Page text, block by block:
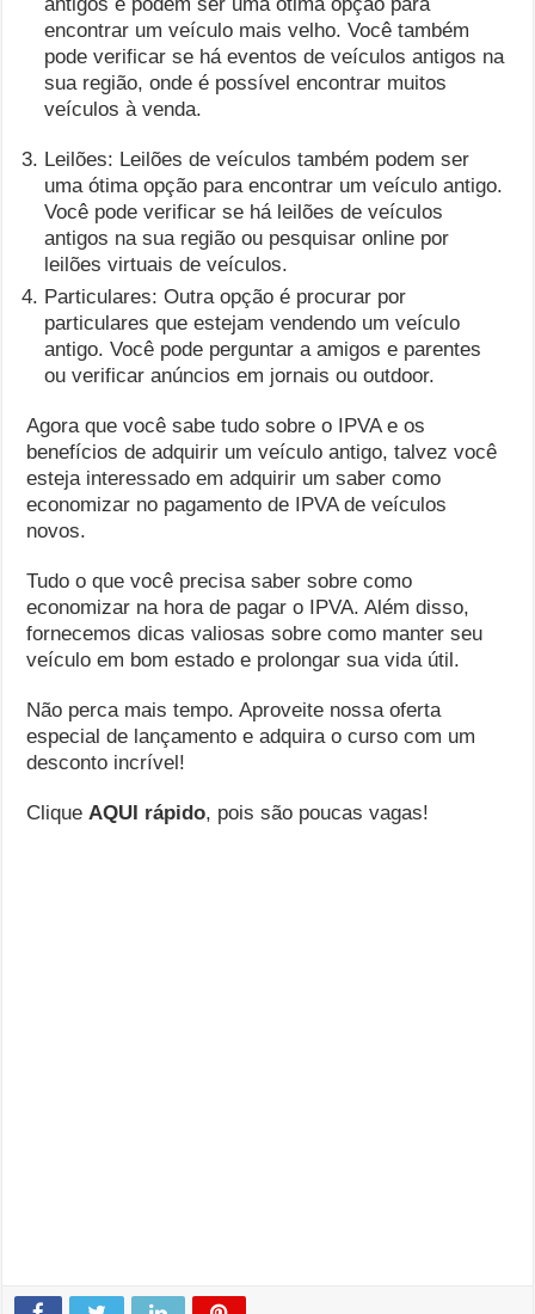
encontrar um veículo mais velho. Você também
pode verificar se há eventos de veículos antigos na
sua região, onde é possível encontrar muitos
veículos à venda.
Leilões: Leilões de veículos também podem ser
uma ótima opção para encontrar um veículo antigo.
Você pode verificar se há leilões de veículos
antigos na sua região ou pesquisar online por
leilões virtuais de veículos.
Particulares: Outra opção é procurar por
particulares que estejam vendendo um veículo
antigo. Você pode perguntar a amigos e parentes
ou verificar anúncios em jornais ou outdoor.
Agora que você sabe tudo sobre o IPVA e os
benefícios de adquirir um veículo antigo, talvez você
esteja interessado em adquirir um saber como
economizar no pagamento de IPVA de veículos
novos.
Tudo o que você precisa saber sobre como
economizar na hora de pagar o IPVA. Além disso,
fornecemos dicas valiosas sobre como manter seu
veículo em bom estado e prolongar sua vida útil.
Não perca mais tempo. Aproveite nossa oferta
especial de lançamento e adquira o curso com um
desconto incrível!
Clique AQUI rápido, pois são poucas vagas!